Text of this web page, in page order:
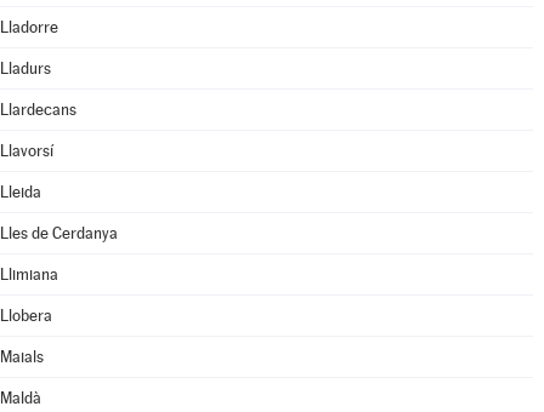
Lladorre
Lladurs
Llardecans
Llavorsí
Lleida
Lles de Cerdanya
Llimiana
Llobera
Maials
Maldà